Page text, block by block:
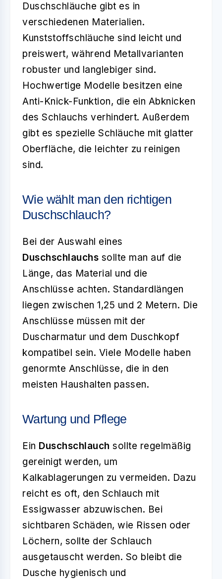
Duschschläuche gibt es in
verschiedenen Materialien.
Kunststoffschläuche sind leicht und
preiswert, während Metallvarianten
robuster und langlebiger sind.
Hochwertige Modelle besitzen eine
Anti-Knick-Funktion, die ein Abknicken
des Schlauchs verhindert. Außerdem
gibt es spezielle Schläuche mit glatter
Oberfläche, die leichter zu reinigen
sind.
Wie wählt man den richtigen
Duschschlauch?
Bei der Auswahl eines
Duschschlauchs sollte man auf die
Länge, das Material und die
Anschlüsse achten. Standardlängen
liegen zwischen 1,25 und 2 Metern. Die
Anschlüsse müssen mit der
Duscharmatur und dem Duschkopf
kompatibel sein. Viele Modelle haben
genormte Anschlüsse, die in den
meisten Haushalten passen.
Wartung und Pflege
Ein Duschschlauch sollte regelmäßig
gereinigt werden, um
Kalkablagerungen zu vermeiden. Dazu
reicht es oft, den Schlauch mit
Essigwasser abzuwischen. Bei
sichtbaren Schäden, wie Rissen oder
Löchern, sollte der Schlauch
ausgetauscht werden. So bleibt die
Dusche hygienisch und